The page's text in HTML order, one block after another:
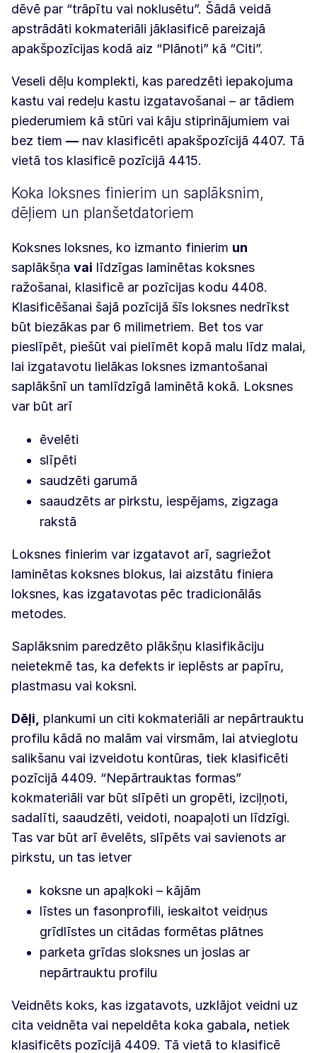
dēvē par “trāpītu vai noklusētu”. Šādā veidā
apstrādāti kokmateriāli jāklasificē pareizajā
apakšpozīcijas kodā aiz “Plānoti” kā “Citi”.
Veseli dēļu komplekti, kas paredzēti iepakojuma
kastu vai redeļu kastu izgatavošanai – ar tādiem
piederumiem kā stūri vai kāju stiprinājumiem vai
bez tiem — nav klasificēti apakšpozīcijā 4407. Tā
vietā tos klasificē pozīcijā 4415.
Koka loksnes finierim un saplāksnim,
dēļiem un planšetdatoriem
Koksnes loksnes, ko izmanto finierim un
saplākšņa vai līdzīgas laminētas koksnes
ražošanai, klasificē ar pozīcijas kodu 4408.
Klasificēšanai šajā pozīcijā šīs loksnes nedrīkst
būt biezākas par 6 milimetriem. Bet tos var
pieslīpēt, piešūt vai pielīmēt kopā malu līdz malai,
lai izgatavotu lielākas loksnes izmantošanai
saplākšnī un tamlīdzīgā laminētā kokā. Loksnes
var būt arī
ēvelēti
slīpēti
saudzēti garumā
saaudzēts ar pirkstu, iespējams, zigzaga
rakstā
Loksnes finierim var izgatavot arī, sagriežot
laminētas koksnes blokus, lai aizstātu finiera
loksnes, kas izgatavotas pēc tradicionālās
metodes.
Saplāksnim paredzēto plākšņu klasifikāciju
neietekmē tas, ka defekts ir ieplēsts ar papīru,
plastmasu vai koksni.
Dēļi,
plankumi un citi kokmateriāli ar nepārtrauktu
profilu kādā no malām vai virsmām, lai atvieglotu
salikšanu vai izveidotu kontūras, tiek klasificēti
pozīcijā 4409. “Nepārtrauktas formas”
kokmateriāli var būt slīpēti un gropēti, izciļņoti,
sadalīti, saaudzēti, veidoti, noapaļoti un līdzīgi.
Tas var būt arī ēvelēts, slīpēts vai savienots ar
pirkstu, un tas ietver
koksne un apaļkoki – kājām
līstes un fasonprofili, ieskaitot veidņus
grīdlīstes un citādas formētas plātnes
parketa grīdas sloksnes un joslas ar
nepārtrauktu profilu
Veidnēts koks, kas izgatavots, uzklājot veidni uz
cita veidnēta vai nepeldēta koka gabala
netiek
klasificēts pozīcijā 4409. Tā vietā to klasificē